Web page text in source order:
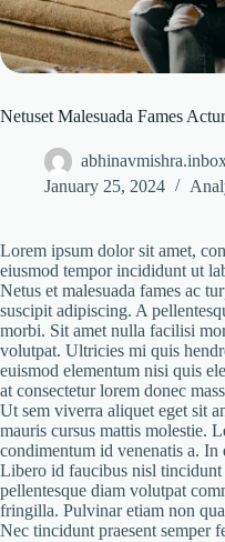
Netuset Malesuada Fames
January 25, 2024
Lorem ipsum dolor sit amet,
eiusmod tempor incididunt ut
Netus et malesuada fames ac
suscipit adipiscing. A
morbi. Sit amet nulla facilisi
volutpat. Ultricies mi quis
euismod elementum nisi quis
at consectetur lorem donec
Ut sem viverra aliquet eget sit
mauris cursus mattis molestie.
condimentum id venenatis a. In
Libero id faucibus nisl
pellentesque diam volutpat
fringilla. Pulvinar etiam non
Nec tincidunt praesent semper